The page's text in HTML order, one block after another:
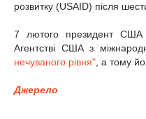
розвитку (USAID) після
7 лютого президент
Агентстві США з
нечуваного рівня", а тому
Джерело